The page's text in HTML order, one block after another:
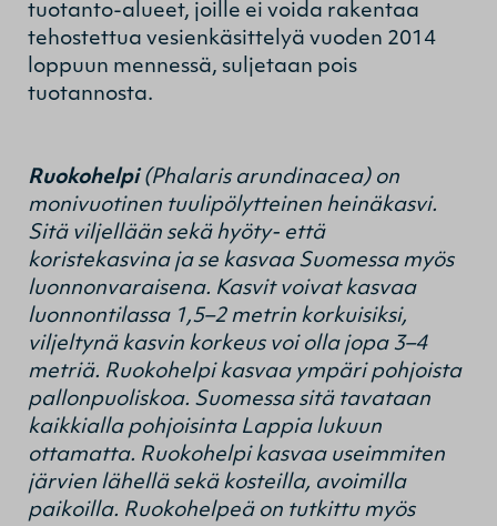
tuotanto-alueet, joille ei voida rakentaa
tehostettua vesienkäsittelyä vuoden 2014
loppuun mennessä, suljetaan pois
tuotannosta.
Ruokohelpi(Phalaris arundinacea) on
monivuotinen tuulipölytteinen heinäkasvi.
Sitä viljellään sekä hyöty- että
koristekasvina ja se kasvaa Suomessa myös
luonnonvaraisena. Kasvit voivat kasvaa
luonnontilassa 1,5–2 metrin korkuisiksi,
viljeltynä kasvin korkeus voi olla jopa 3–4
metriä. Ruokohelpi kasvaa ympäri pohjoista
pallonpuoliskoa. Suomessa sitä tavataan
kaikkialla pohjoisinta Lappia lukuun
ottamatta. Ruokohelpi kasvaa useimmiten
järvien lähellä sekä kosteilla, avoimilla
paikoilla. Ruokohelpeä on tutkittu myös